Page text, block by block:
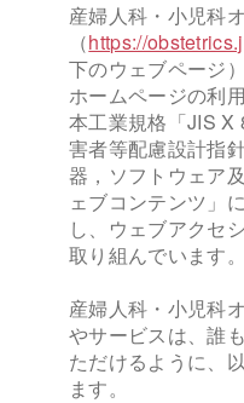
産婦人科・小児科
（https://
下のウェブページ
ホームページの利
本工業規格「JIS X
害者等配慮設計指
器，ソフトウェア
ェブコンテンツ」
し、ウェブアクセ
取り組んでいます。
産婦人科・小児科
やサービスは、誰
ただけるように、
ます。